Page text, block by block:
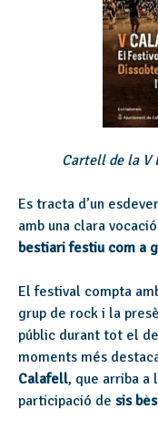
Cartell de la V
Es tracta d’un
amb una clara
bestiari festiu com a
El festival compta
grup de rock i la
públic durant tot el
moments més
Calafell, que arriba a
participació de sis